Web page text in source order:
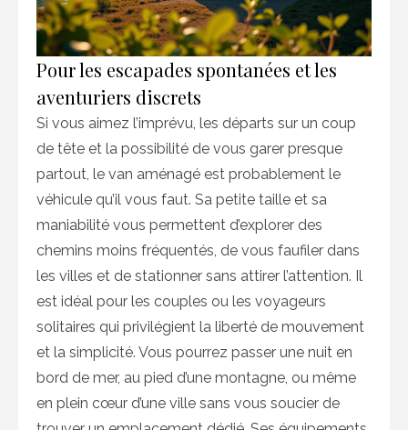
Pour les escapades spontanées et les
aventuriers discrets
Si vous aimez l’imprévu, les départs sur un coup
de tête et la possibilité de vous garer presque
partout, le van aménagé est probablement le
véhicule qu’il vous faut. Sa petite taille et sa
maniabilité vous permettent d’explorer des
chemins moins fréquentés, de vous faufiler dans
les villes et de stationner sans attirer l’attention. Il
est idéal pour les couples ou les voyageurs
solitaires qui privilégient la liberté de mouvement
et la simplicité. Vous pourrez passer une nuit en
bord de mer, au pied d’une montagne, ou même
en plein cœur d’une ville sans vous soucier de